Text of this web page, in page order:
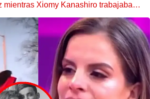
mientras Xiomy Kanashiro trabajaba: